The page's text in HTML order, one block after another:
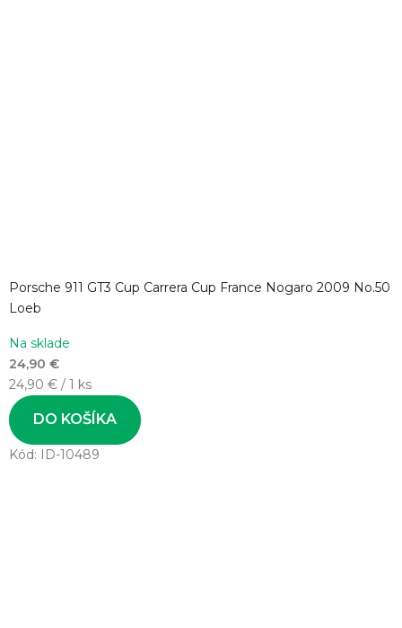
Porsche 911 GT3 Cup Carrera Cup France Nogaro 2009 No.50
Loeb
Na sklade
24,90 €
Jednotková
cena:
24,90 € / 1 ks
DO KOŠÍKA
Kód: ID-10489